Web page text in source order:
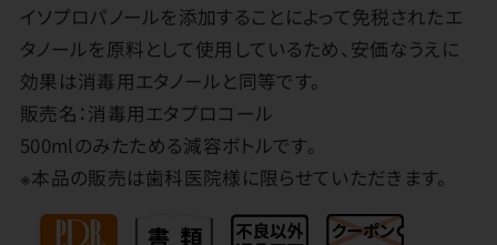
イソプロパノールを添加することによって免税されたエ
タノールを原料として使用しているため、安価なうえに
効果は消毒用エタノールと同等です。
販売名：消毒用エタプロコール
500mlのみたためる減容ボトルです。
※本品の販売は歯科医院様に限らせていただきます。